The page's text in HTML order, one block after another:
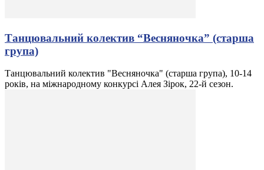
Танцювальний колектив “Весняночка” (старша
група)
Танцювальний колектив "Весняночка" (старша група), 10-14
років, на міжнародному конкурсі Алея Зірок, 22-й сезон.